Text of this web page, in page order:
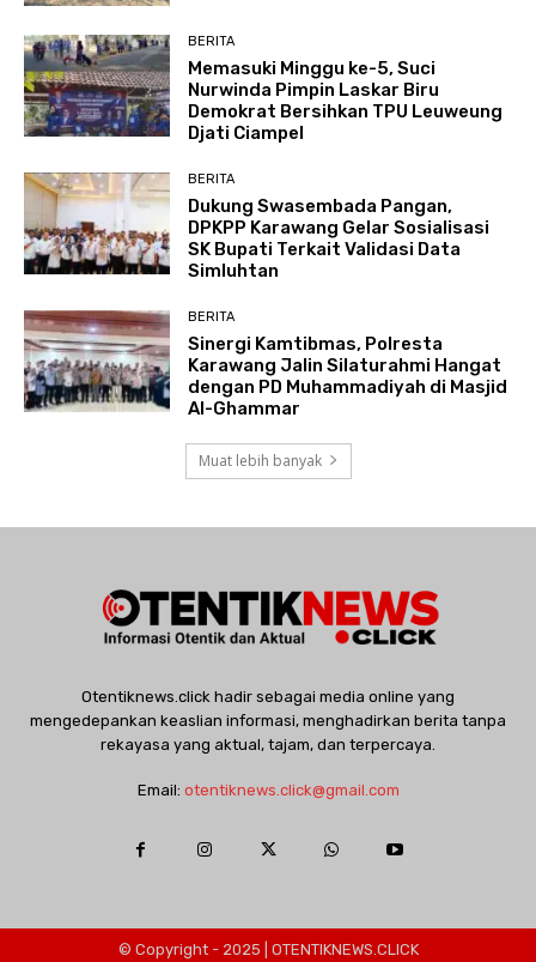
BERITA
Memasuki Minggu ke-5, Suci
Nurwinda Pimpin Laskar Biru
Demokrat Bersihkan TPU Leuweung
Djati Ciampel
BERITA
Dukung Swasembada Pangan,
DPKPP Karawang Gelar Sosialisasi
SK Bupati Terkait Validasi Data
Simluhtan
BERITA
Sinergi Kamtibmas, Polresta
Karawang Jalin Silaturahmi Hangat
dengan PD Muhammadiyah di Masjid
Al-Ghammar
Muat lebih banyak
Otentiknews.click hadir sebagai media online yang
mengedepankan keaslian informasi, menghadirkan berita tanpa
rekayasa yang aktual, tajam, dan terpercaya.
Email: otentiknews.click@gmail.com
© Copyright - 2025 | OTENTIKNEWS.CLICK